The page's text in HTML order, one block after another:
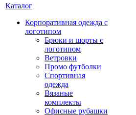
Каталог
Корпоративная одежда с
логотипом
Брюки и шорты с
логотипом
Ветровки
Промо футболки
Спортивная
одежда
Вязаные
комплекты
Офисные рубашки